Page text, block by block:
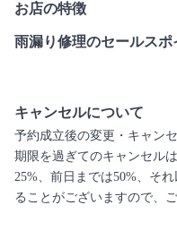
お店の特徴
雨漏り修理のセールスポ
キャンセルについて
予約成立後の変更・キャン
期限を過ぎてのキャンセル
25%、前日までは50%、そ
ることがございますので、